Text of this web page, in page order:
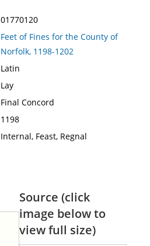
01770120
Feet of Fines for the County of
Norfolk, 1198-1202
Latin
Lay
Final Concord
1198
Internal, Feast, Regnal
Source (click
image below to
view full size)